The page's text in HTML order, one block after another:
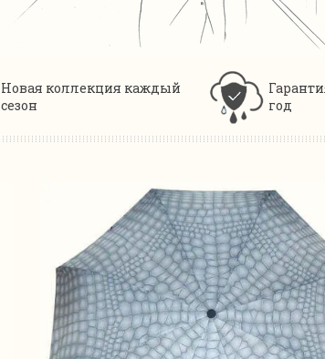
Новая коллекция каждый
сезон
год